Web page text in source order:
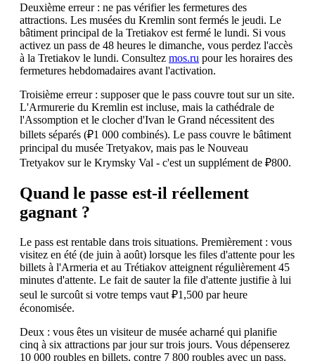
Deuxième erreur : ne pas vérifier les fermetures des
attractions. Les musées du Kremlin sont fermés le jeudi. Le
bâtiment principal de la Tretiakov est fermé le lundi. Si vous
activez un pass de 48 heures le dimanche, vous perdez l'accès
à la Tretiakov le lundi. Consultez mos.ru pour les horaires des
fermetures hebdomadaires avant l'activation.
Troisième erreur : supposer que le pass couvre tout sur un site.
L'Armurerie du Kremlin est incluse, mais la cathédrale de
l'Assomption et le clocher d'Ivan le Grand nécessitent des
billets séparés (₽1 000 combinés). Le pass couvre le bâtiment
principal du musée Tretyakov, mais pas le Nouveau
Tretyakov sur le Krymsky Val - c'est un supplément de ₽800.
Quand le passe est-il réellement
gagnant ?
Le pass est rentable dans trois situations. Premièrement : vous
visitez en été (de juin à août) lorsque les files d'attente pour les
billets à l'Armeria et au Trétiakov atteignent régulièrement 45
minutes d'attente. Le fait de sauter la file d'attente justifie à lui
seul le surcoût si votre temps vaut ₽1,500 par heure
économisée.
Deux : vous êtes un visiteur de musée acharné qui planifie
cinq à six attractions par jour sur trois jours. Vous dépenserez
10 000 roubles en billets, contre 7 800 roubles avec un pass.